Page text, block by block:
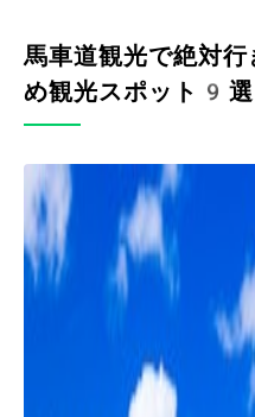
馬車道観光で絶対
め観光スポット9選